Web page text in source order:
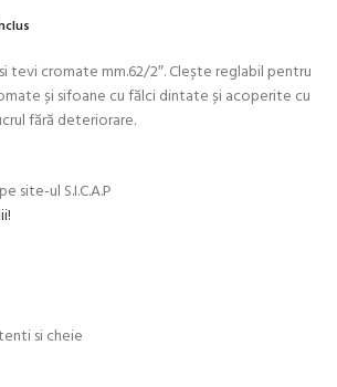
tevi cromate mm.62/2″. Clește reglabil pentru
și sifoane cu fălci dintate și acoperite cu
fără deteriorare.
site-ul S.I.C.A.P
si cheie